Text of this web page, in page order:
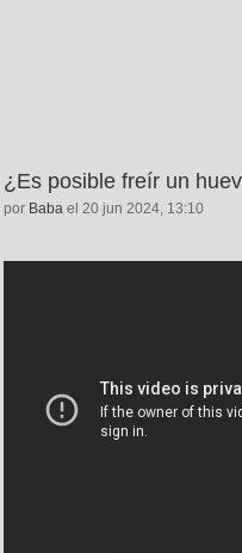
¿Es posible freír un
por Baba el 20 jun 2024, 13:10